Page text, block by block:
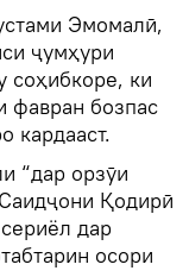
Эмомалӣ,
ҷумҳури
соҳибкоре, ки
фавран бозпас
кардааст.
“дар орзӯи
Қодирӣ
дар
осори